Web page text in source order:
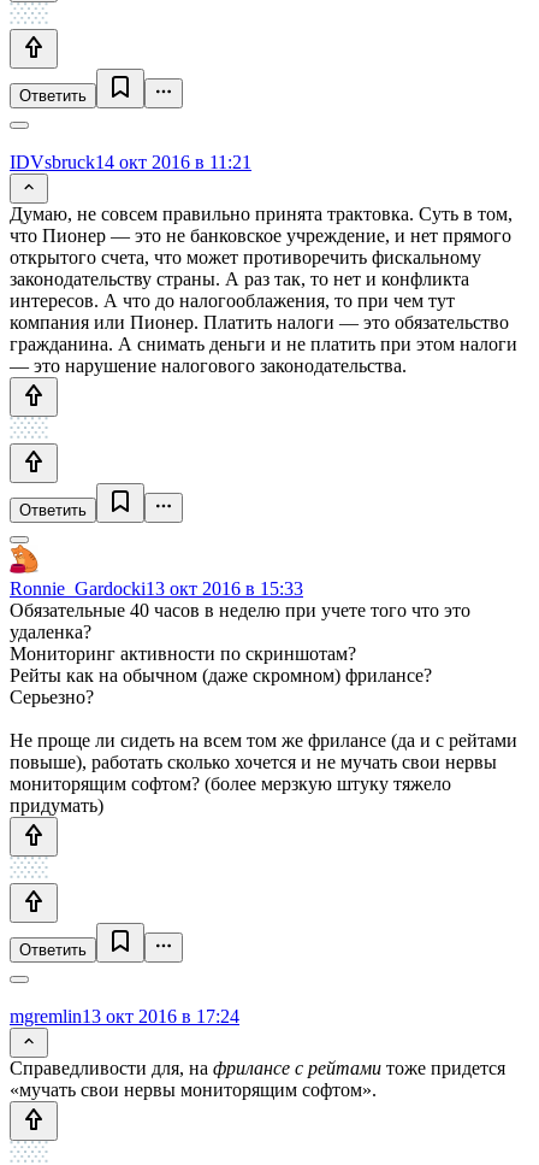
Ответить
IDVsbruck14 окт 2016 в 11:21
Думаю, не совсем правильно принята трактовка. Суть в том,
что Пионер — это не банковское учреждение, и нет прямого
открытого счета, что может противоречить фискальному
законодательству страны. А раз так, то нет и конфликта
интересов. А что до налогооблажения, то при чем тут
компания или Пионер. Платить налоги — это обязательство
гражданина. А снимать деньги и не платить при этом налоги
— это нарушение налогового законодательства.
Ответить
Ronnie_Gardocki13 окт 2016 в 15:33
Обязательные 40 часов в неделю при учете того что это
удаленка?
Мониторинг активности по скриншотам?
Рейты как на обычном (даже скромном) фрилансе?
Серьезно?
Не проще ли сидеть на всем том же фрилансе (да и с рейтами
повыше), работать сколько хочется и не мучать свои нервы
мониторящим софтом? (более мерзкую штуку тяжело
придумать)
Ответить
mgremlin13 окт 2016 в 17:24
Справедливости для, на фрилансе с рейтами тоже придется
«мучать свои нервы мониторящим софтом».